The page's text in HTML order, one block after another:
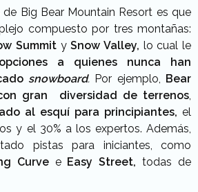
Big Bear Mountain Resort es que
compuesto por tres montañas:
Summit ySnow Valley, lo cual le
a quienes nunca han
snowboard. Por ejemplo, Bear
gran diversidad de terrenos,
al esquí para principiantes, el
y el 30% a los expertos. Además,
pistas para iniciantes, como
Curvee Easy Street, todas de